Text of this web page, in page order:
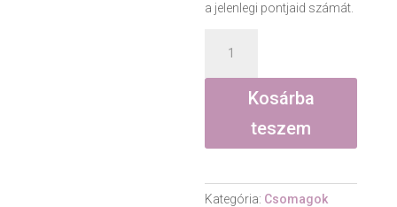
a jelenlegi pontjaid számát.
élmény
AJÁNDÉK
fürdősóval
mennyiség
Kosárba
teszem
Kategória: Csomagok